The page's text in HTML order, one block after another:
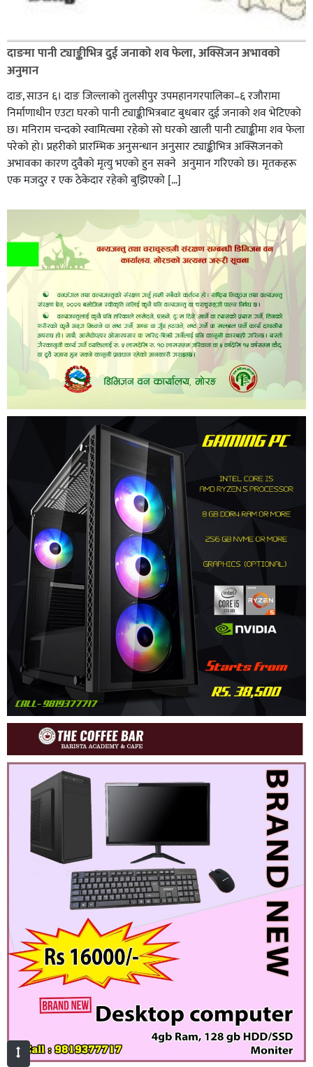
दाङमा पानी ट्याङ्कीभित्र दुई जनाको शव फेला, अक्सिजन अभावकाे
अनुमान
दाङ, साउन ६। दाङ जिल्लाको तुलसीपुर उपमहानगरपालिका–६ रजौरामा
निर्माणाधीन एउटा घरको पानी ट्याङ्कीभित्रबाट बुधबार दुई जनाको शव भेटिएको
छ। मनिराम चन्दको स्वामित्वमा रहेको सो घरको खाली पानी ट्याङ्कीमा शव फेला
परेको हो। प्रहरीकाे प्रारम्भिक अनुसन्धान अनुसार ट्याङ्कीभित्र अक्सिजनको
अभावका कारण दुवैको मृत्यु भएको हुन सक्ने अनुमान गरिएको छ। मृतकहरू
एक मजदुर र एक ठेकेदार रहेको बुझिएको […]